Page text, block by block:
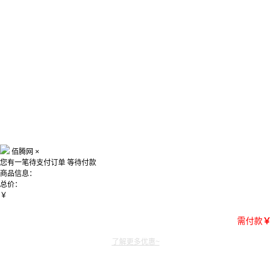
佰腾网 ×
您有一笔待支付订单 等待付款
商品信息：
总价：
￥
需付款￥
了解更多优惠~